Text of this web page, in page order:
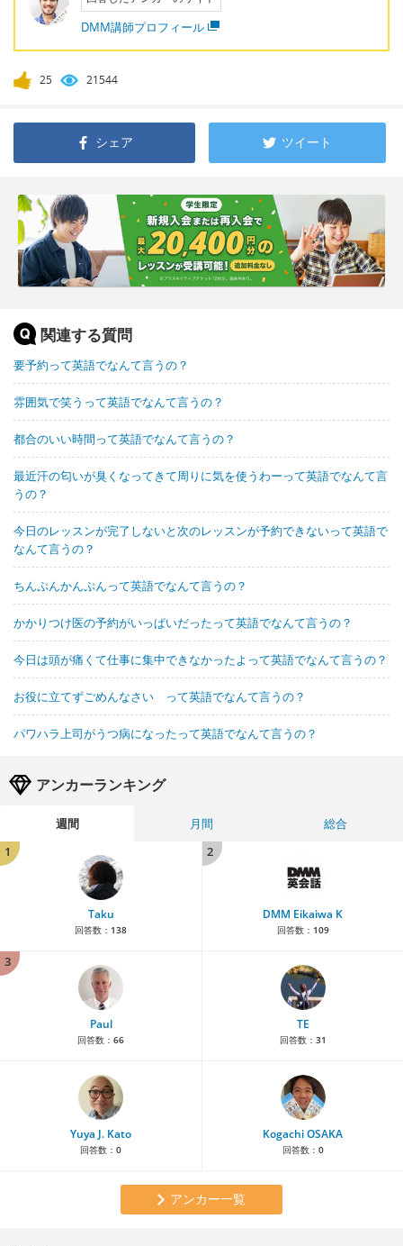
DMM講師プロフィール
25 21544
シェア ツイート
関連する質問
要予約って英語でなんて言うの？
雰囲気で笑うって英語でなんて言うの？
都合のいい時間って英語でなんて言うの？
最近汗の匂いが臭くなってきて周りに気を使うわーって英語でなんて言
うの？
今日のレッスンが完了しないと次のレッスンが予約できないって英語で
なんて言うの？
ちんぷんかんぷんって英語でなんて言うの？
かかりつけ医の予約がいっぱいだったって英語でなんて言うの？
今日は頭が痛くて仕事に集中できなかったよって英語でなんて言うの？
お役に立てずごめんなさい って英語でなんて言うの？
パワハラ上司がうつ病になったって英語でなんて言うの？
アンカーランキング
週間 月間
総合
1
Taku
回答数： 138
2
DMM Eikaiwa K
回答数： 109
3
Paul
回答数： 66
TE
回答数： 31
Yuya J. Kato
回答数： 0
Kogachi OSAKA
回答数： 0
アンカー一覧